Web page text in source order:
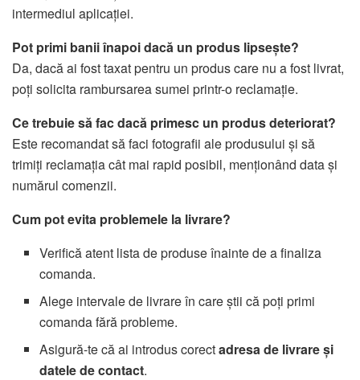
intermediul aplicației.
Pot primi banii înapoi dacă un produs lipsește?
Da, dacă ai fost taxat pentru un produs care nu a fost livrat,
poți solicita rambursarea sumei printr-o reclamație.
Ce trebuie să fac dacă primesc un produs deteriorat?
Este recomandat să faci fotografii ale produsului și să
trimiți reclamația cât mai rapid posibil, menționând data și
numărul comenzii.
Cum pot evita problemele la livrare?
Verifică atent lista de produse înainte de a finaliza
comanda.
Alege intervale de livrare în care știi că poți primi
comanda fără probleme.
Asigură-te că ai introdus corectadresa de livrare și
datele de contact.